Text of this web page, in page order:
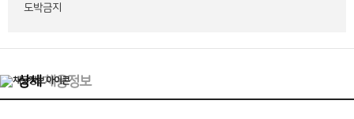
도박금지
상세채용정보